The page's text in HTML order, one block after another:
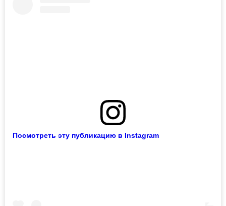
Посмотреть эту публикацию в Instagram